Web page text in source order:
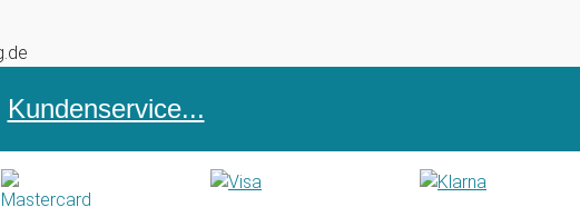
Kundenservice...